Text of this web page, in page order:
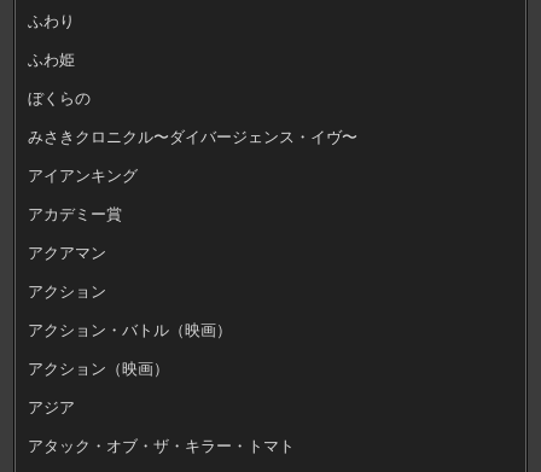
ふわり
ふわ姫
ぼくらの
みさきクロニクル〜ダイバージェンス・イヴ〜
アイアンキング
アカデミー賞
アクアマン
アクション
アクション・バトル（映画）
アクション（映画）
アジア
アタック・オブ・ザ・キラー・トマト